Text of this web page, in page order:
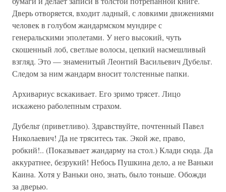
Дверь отворяется, входит ладный, с ловкими движениями
человек в голубом жандармском мундире с
генеральскими эполетами. У него высокий, чуть
скошенный лоб, светлые волосы, цепкий насмешливый
взгляд. Это — знаменитый Леонтий Васильевич Дубельт.
Следом за ним жандарм вносит толстенные папки.
Архивариус вскакивает. Его зримо трясет. Лицо
искажено раболепным страхом.
Дубельт (приветливо). Здравствуйте, почтенный Павел
Николаевич! Да не тряситесь так. Экой же, право,
робкий!.. (Показывает жандарму на стол.) Клади сюда. Да
аккуратнее, безрукий! Небось Пушкина дело, а не Ваньки
Каина. Хотя у Ваньки оно, знать, было тоньше. Обожди
за дверью.